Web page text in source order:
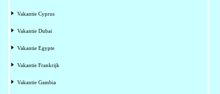
Vakantie Cyprus
Vakantie Dubai
Vakantie Egypte
Vakantie Frankrijk
Vakantie Gambia